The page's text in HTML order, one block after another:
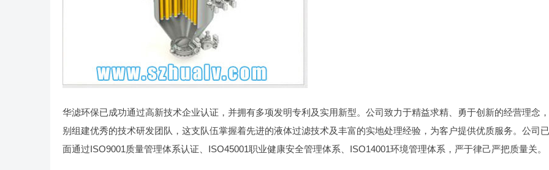
华滤环保已成功通过高新技术企业认证，并拥有多项发明专利及实用新型。公司致力于精益求精、勇于创新的经营理念
别组建优秀的技术研发团队，这支队伍掌握着先进的液体过滤技术及丰富的实地处理经验，为客户提供优质服务。公司
面通过ISO9001质量管理体系认证、ISO45001职业健康安全管理体系、ISO14001环境管理体系，严于律己严把质量关。